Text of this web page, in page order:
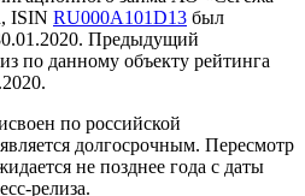
ISIN RU000A101D13 был
Предыдущий
по данному объекту рейтинга
по российской
долгосрочным. Пересмотр
не позднее года с даты
релиза.